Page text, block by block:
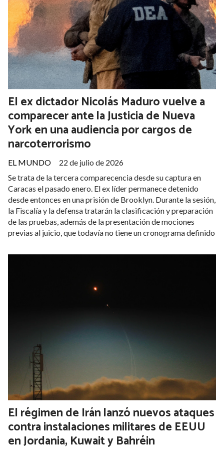
El ex dictador Nicolás Maduro vuelve a
comparecer ante la Justicia de Nueva
York en una audiencia por cargos de
narcoterrorismo
EL MUNDO
22 de julio de 2026
Se trata de la tercera comparecencia desde su captura en
Caracas el pasado enero. El ex líder permanece detenido
desde entonces en una prisión de Brooklyn. Durante la sesión,
la Fiscalía y la defensa tratarán la clasificación y preparación
de las pruebas, además de la presentación de mociones
previas al juicio, que todavía no tiene un cronograma definido
El régimen de Irán lanzó nuevos ataques
contra instalaciones militares de EEUU
en Jordania, Kuwait y Bahréin